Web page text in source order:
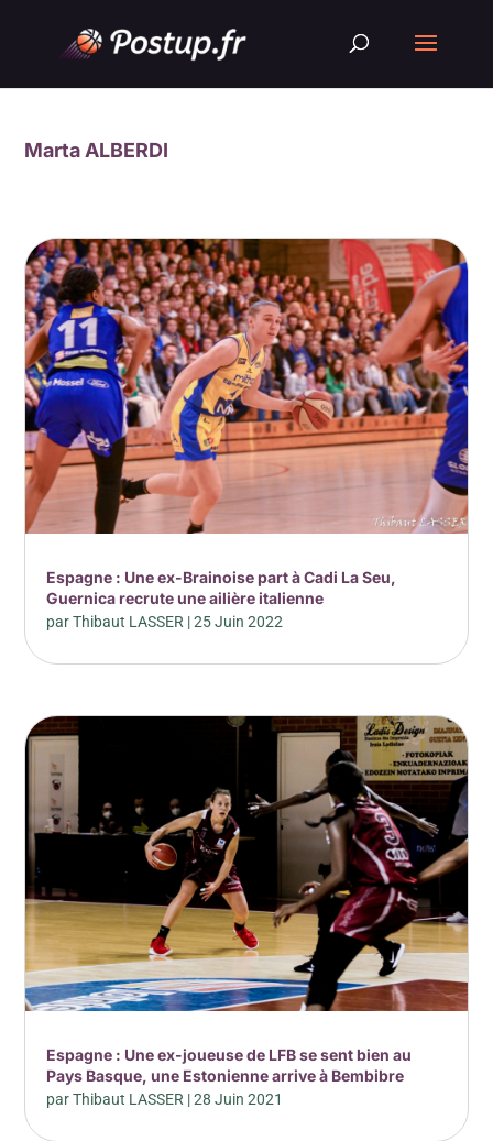
Marta ALBERDI
Espagne : Une ex-Brainoise part à Cadi La Seu,
Guernica recrute une ailière italienne
parThibaut LASSER |25 Juin 2022
Espagne : Une ex-joueuse de LFB se sent bien au
Pays Basque, une Estonienne arrive à Bembibre
parThibaut LASSER |28 Juin 2021